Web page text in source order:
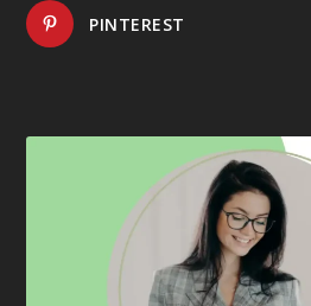
PINTEREST